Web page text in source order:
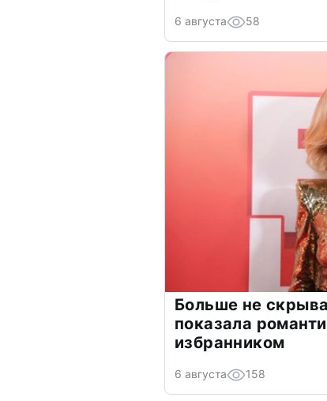
6 августа 58
Больше не
показала
избранником
6 августа 158